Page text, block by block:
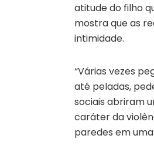
atitude do filho
mostra que as
intimidade.
“Várias vezes
até peladas,
sociais abriram
caráter da
paredes em